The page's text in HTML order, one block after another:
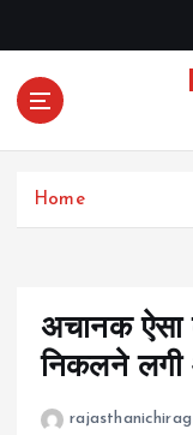
o
Home
अचानक
निकलने लगी
rajasthanichirag